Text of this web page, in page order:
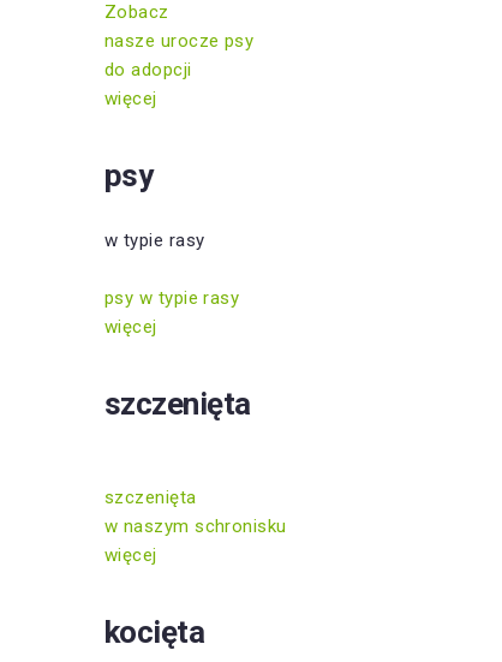
Zobacz
nasze urocze psy
do adopcji
więcej
psy
w typie rasy
psy w typie rasy
więcej
szczenięta
szczenięta
w naszym schronisku
więcej
kocięta